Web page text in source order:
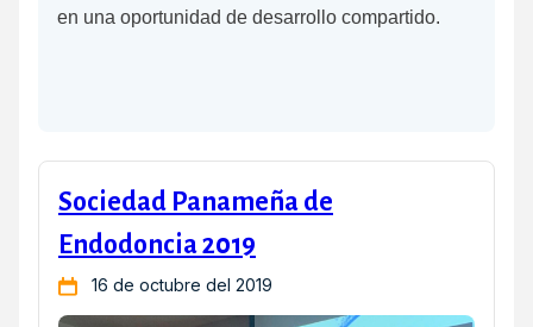
en una oportunidad de desarrollo compartido.
Sociedad Panameña de
Endodoncia 2019
16 de octubre del 2019